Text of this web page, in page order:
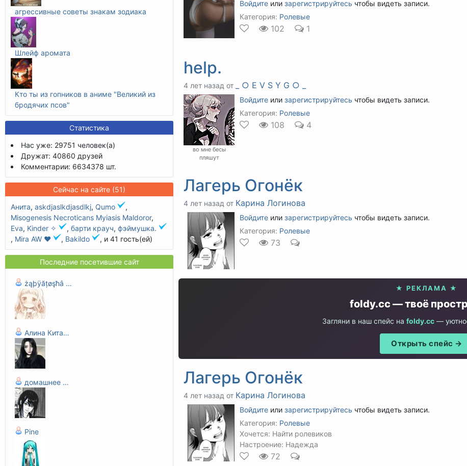
агрессивные советы знакам зодиака
Шлейф аромата
Кто ты из гопников в аниме "Великий из
бродячих псов"
Статистика
Нас уже: 29751 человек(а)
Дружат: 40860 друзей
Комментарии: 6634378 шт.
Сейчас на сайте (51)
Анита, askdjaslkdjasdlkj, Qumo
,
Misogenesis Necroticans Myiasis Maldoror,
Eva, Kinder ✧ , барти крауч, фэймушка.
, Mira AW ❤️ , Bakildo , и 41 гость(ей)
Последние посетившие сайт
żąþÿățøşħâ тäя
Алина Китай-городская
домашнее животное
Pine
Войдите или зарегистрируйтесь чтобы видеть записи.
Категория: Ролевые
102 1
help.
4 лет назад от _ ○ E V S Y G ○ _
во мне бесы
пляшут
Войдите или зарегистрируйтесь чтобы видеть записи.
Категория: Ролевые
108 4
Лагерь Огонёк
4 лет назад от Карина Логинова
Войдите или зарегистрируйтесь чтобы видеть записи.
Категория: Ролевые
73
★ РЕКЛАМА ★
foldy.cc — твоё
Загляни в наш спейс на foldy.cc —
Открыть спейс →
Лагерь Огонёк
4 лет назад от Карина Логинова
Войдите или зарегистрируйтесь чтобы видеть записи.
Категория: Ролевые
Хочется: Найти ролевиков
Настроение: Надежда
72